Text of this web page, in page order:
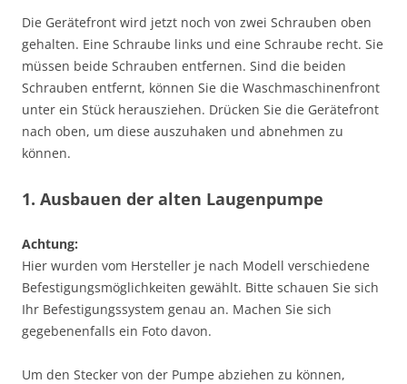
Die Gerätefront wird jetzt noch von zwei Schrauben oben
gehalten. Eine Schraube links und eine Schraube recht. Sie
müssen beide Schrauben entfernen. Sind die beiden
Schrauben entfernt, können Sie die Waschmaschinenfront
unter ein Stück herausziehen. Drücken Sie die Gerätefront
nach oben, um diese auszuhaken und abnehmen zu
können.
1. Ausbauen der alten Laugenpumpe
Achtung:
Hier wurden vom Hersteller je nach Modell verschiedene
Befestigungsmöglichkeiten gewählt. Bitte schauen Sie sich
Ihr Befestigungssystem genau an. Machen Sie sich
gegebenenfalls ein Foto davon.
Um den Stecker von der Pumpe abziehen zu können,